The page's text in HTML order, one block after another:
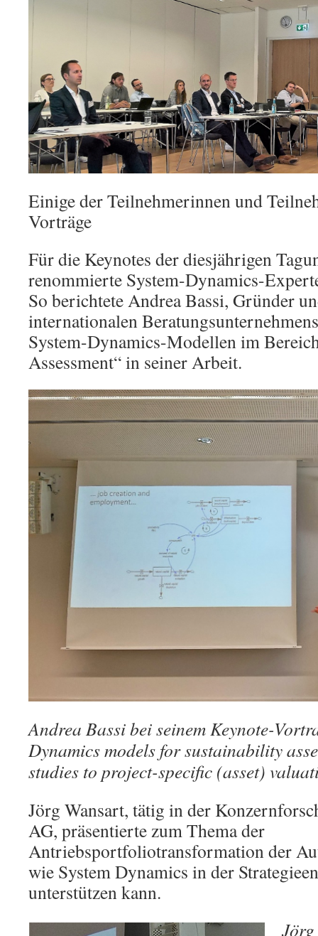
Einige der Teilnehmerinnen und
Vorträge
Für die Keynotes der diesjährigen
renommierte System-Dynamics-
So berichtete Andrea Bassi, Gründer
internationalen
System-Dynamics-Modellen im
Assessment“ in seiner Arbeit.
Andrea Bassi bei seinem Keynote-
Dynamics models for sustainability
studies to project-specific (asset)
Jörg Wansart, tätig in der
AG, präsentierte zum Thema der
Antriebsportfoliotransformation der
wie System Dynamics in der
unterstützen kann.